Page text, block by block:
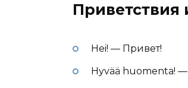
Hei! — Привет!
Hyvää huomenta!